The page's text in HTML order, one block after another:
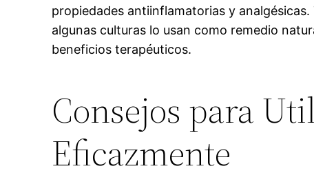
propiedades antiinflamatorias y
algunas culturas lo usan como remedio
beneficios terapéuticos.
Consejos para
Eficazmente